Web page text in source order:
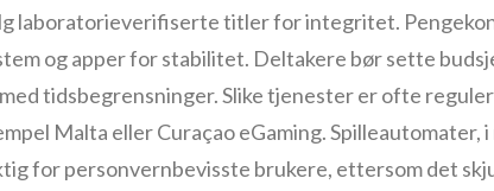
laboratorieverifiserte titler for integritet.
og apper for stabilitet. Deltakere bør sette
tidsbegrensninger. Slike tjenester er ofte
Malta eller Curaçao eGaming. Spilleautomater,
for personvernbevisste brukere, ettersom det